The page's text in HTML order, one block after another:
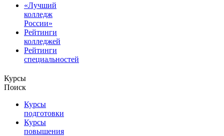
«Лучший
колледж
России»
Рейтинги
колледжей
Рейтинги
специальностей
Курсы
Поиск
Курсы
подготовки
Курсы
повышения